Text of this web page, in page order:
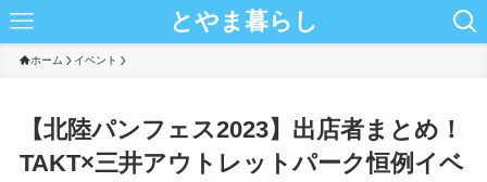
とやま暮らし
ホーム イベント
【北陸パンフェス2023】出店者まとめ！
TAKT×三井アウトレットパーク恒例イベ